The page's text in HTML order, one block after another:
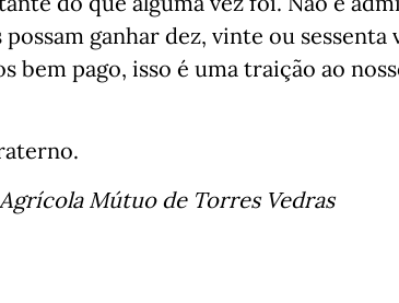
ganhar dez, vinte ou sessenta
bem pago, isso é uma traição ao
Mútuo de Torres Vedras